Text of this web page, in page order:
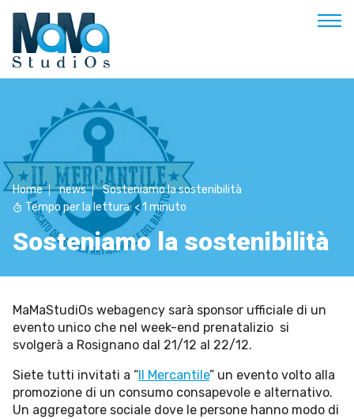
Buongiorno
Benvenuto
Soluzioni & Costi
Servizi
Esperienze
Empowerment
Blog
Contatti
Prenota appuntamento
Esperienze
Settore tecnico, servizi e consulenze
Home news
Sosteniamo la sostenibilità
Tempo per la lettura: < 1 minuto
Sosteniamo la sostenibilità
MaMaStudiOs webagency sarà sponsor ufficiale di un
evento unico che nel week-end prenatalizio si
svolgerà a Rosignano dal 21/12 al 22/12.
Siete tutti invitati a “Il Mercantile” un evento volto alla
promozione di un consumo consapevole e alternativo.
Un aggregatore sociale dove le persone hanno modo di